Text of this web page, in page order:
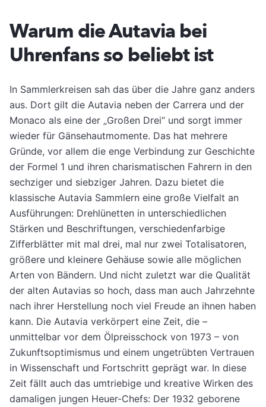
Warum die Autavia bei
Uhrenfans so beliebt ist
In Sammlerkreisen sah das über die Jahre ganz anders
aus. Dort gilt die Autavia neben der Carrera und der
Monaco als eine der „Großen Drei“ und sorgt immer
wieder für Gänsehautmomente. Das hat mehrere
Gründe, vor allem die enge Verbindung zur Geschichte
der Formel 1 und ihren charismatischen Fahrern in den
sechziger und siebziger Jahren. Dazu bietet die
klassische Autavia Sammlern eine große Vielfalt an
Ausführungen: Drehlünetten in unterschiedlichen
Stärken und Beschriftungen, verschiedenfarbige
Zifferblätter mit mal drei, mal nur zwei Totalisatoren,
größere und kleinere Gehäuse sowie alle möglichen
Arten von Bändern. Und nicht zuletzt war die Qualität
der alten Autavias so hoch, dass man auch Jahrzehnte
nach ihrer Herstellung noch viel Freude an ihnen haben
kann. Die Autavia verkörpert eine Zeit, die –
unmittelbar vor dem Ölpreisschock von 1973 – von
Zukunftsoptimismus und einem ungetrübten Vertrauen
in Wissenschaft und Fortschritt geprägt war. In diese
Zeit fällt auch das umtriebige und kreative Wirken des
damaligen jungen Heuer-Chefs: Der 1932 geborene